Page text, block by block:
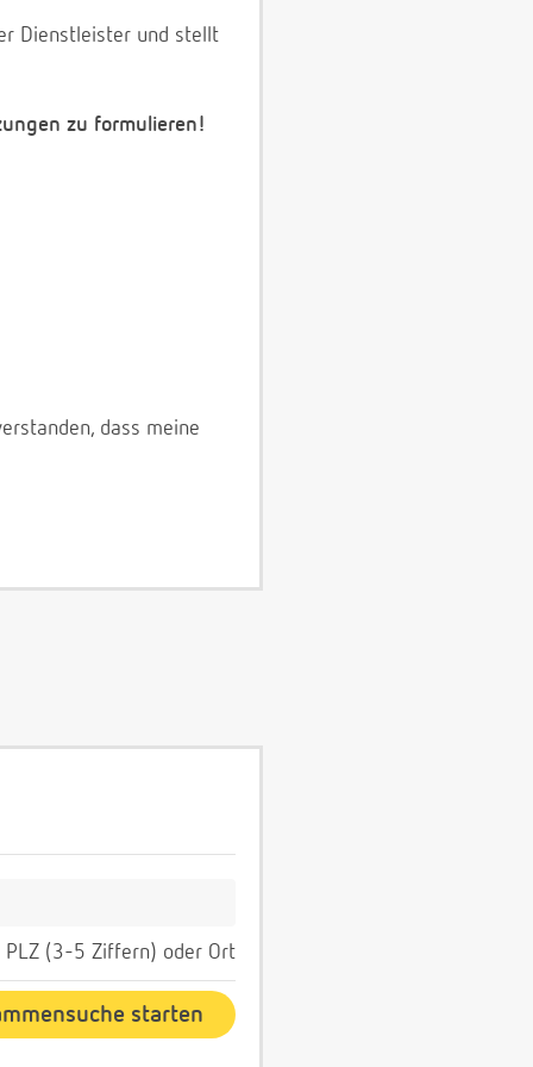
Dienstleister und stellt
zu formulieren!
dass meine
PLZ (3-5 Ziffern) oder Ort